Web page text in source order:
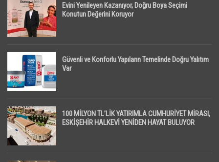
Evini Yenileyen Kazanıyor, Doğru Boya Seçimi
Konutun Değerini Koruyor
Güvenli ve Konforlu Yapıların Temelinde Doğru Yalıtım
Var
100 MİLYON TL’LİK YATIRIMLA CUMHURİYET MİRASI,
ESKİŞEHİR HALKEVİ YENİDEN HAYAT BULUYOR